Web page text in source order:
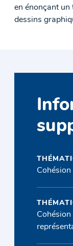
en énonçant un
dessins
Cohésion